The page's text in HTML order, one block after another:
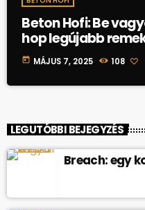
Beton Hofi: Be
hop legújabb
today MÁJUS 7, 2025 108
LEGUTÓBBI BEJEGYZÉS
Breach: egy